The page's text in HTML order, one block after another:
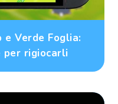
e Verde Foglia:
rigiocarli